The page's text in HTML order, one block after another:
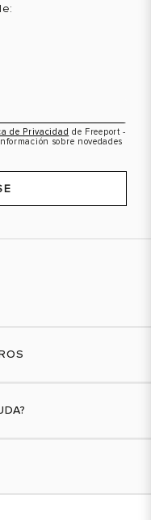
de Privacidad de Freeport -
sobre novedades